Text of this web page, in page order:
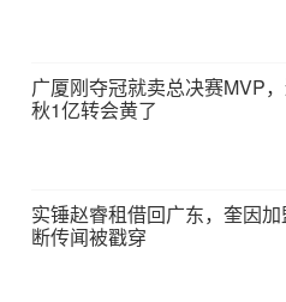
广厦刚夺冠就卖总决赛MVP
秋1亿转会黄了
实锤赵睿租借回广东，奎因
断传闻被戳穿